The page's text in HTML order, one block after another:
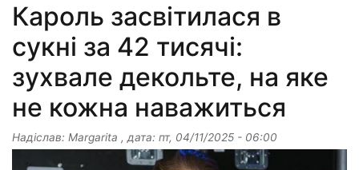
Кароль засвітилася в
сукні за 42 тисячі:
зухвале декольте, на яке
не кожна наважиться
Надіслав: Margarita , дата: пт, 04/11/2025 - 06:00